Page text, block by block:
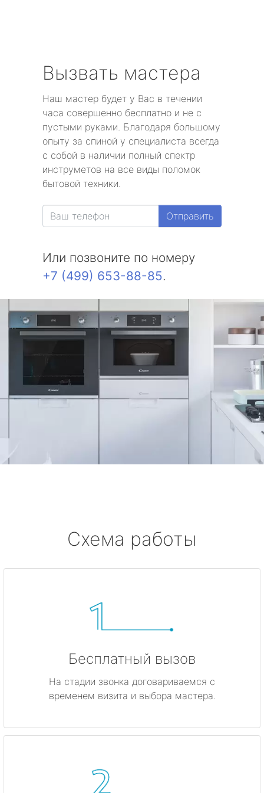
Вызвать мастера
Наш мастер будет у Вас в течении
часа совершенно бесплатно и не с
пустыми руками. Благодаря большому
опыту за спиной у специалиста всегда
с собой в наличии полный спектр
инструметов на все виды поломок
бытовой техники.
Отправить
Или позвоните по номеру
+7 (499) 653-88-85.
Схема работы
Бесплатный вызов
На стадии звонка договариваемся с
временем визита и выбора мастера.